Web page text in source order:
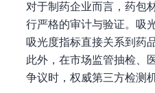
对于制药企业而言，药包
行严格的审计与验证。吸
吸光度指标直接关系到药
此外，在市场监管抽检、
争议时，权威第三方检测